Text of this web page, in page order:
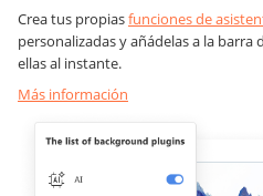
Crea tus propiasfunciones de
personalizadas y añádelas a la barra
ellas al instante.
Más información